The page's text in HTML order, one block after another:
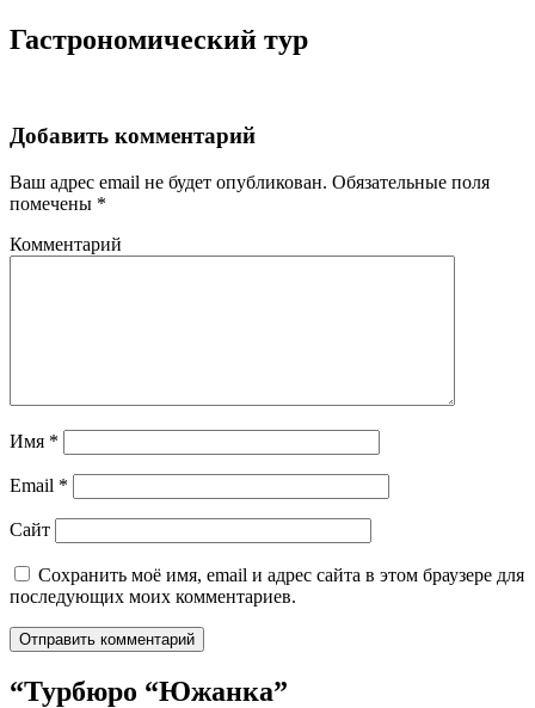
Гастрономический тур
Добавить комментарий
Ваш адрес email не будет опубликован. Обязательные поля
помечены *
Комментарий
Имя *
Email *
Сайт
Сохранить моё имя, email и адрес сайта в этом браузере для
последующих моих комментариев.
“Турбюро “Южанка”